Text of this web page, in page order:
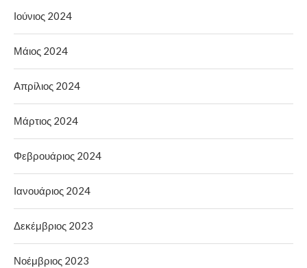
Ιούνιος 2024
Μάιος 2024
Απρίλιος 2024
Μάρτιος 2024
Φεβρουάριος 2024
Ιανουάριος 2024
Δεκέμβριος 2023
Νοέμβριος 2023